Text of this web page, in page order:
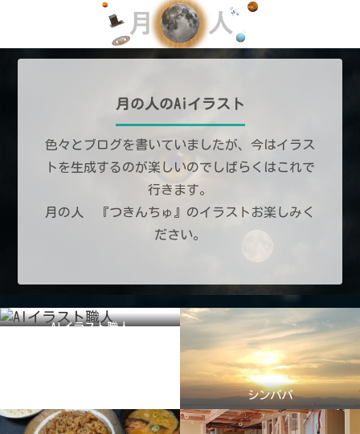
月の人のAiイラスト
色々とブログを書いていましたが、今はイラス
トを生成するのが楽しいのでしばらくはこれで
行きます。
月の人 『つきんちゅ』のイラストお楽しみく
ださい。
AIイラスト職人
シンパパ